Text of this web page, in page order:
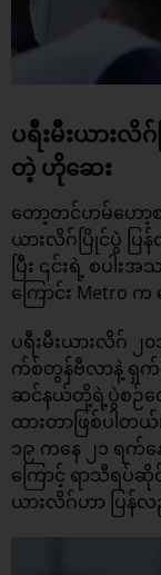
ပရီးမီးယား
တဲ့ ဟိုဆေး
တော့တင်ဟမ်ဟော့စ
ယားလိဂ်ပြိုင်ပွဲ ပ
ပြီး ၎င်းရဲ့ စပါး
ကြောင်း Metro က
ပရီးမီးယားလိဂ် ၂
က်စ်တွန်ဗီလာနဲ့ ရှက်
ဆင်နယ်တို့ရဲ့ပွဲစဉ်တွ
ထားတာဖြစ်ပါတ
၁၉ ကနေ ၂၁ ရက်
ကြောင့် ရာသီရပ်ဆို
ယားလိဂ်ဟာ ပြန်